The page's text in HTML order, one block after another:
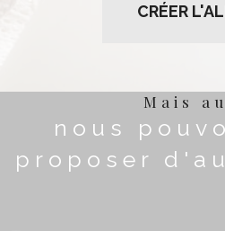
CRÉER
Mais
nous
proposer